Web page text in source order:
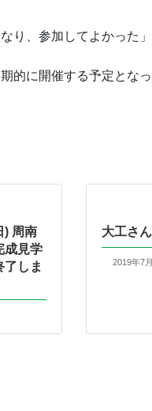
り、参加してよかった
的に開催する予定とな
) 周南
成見学
了しま
大工さ
2019年7